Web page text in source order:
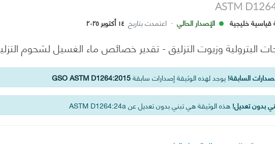
ASTM
خليجية الإصدار الحالي · اعتمدت بتاريخ ١٤ أكتوبر ٢٠٢٥
البترولية وزيوت التزليق - تقدير خصائص ماء الغسيل لشحوم
السابقة! يوجد لهذه الوثيقة إصدارات سابقةGSO ASTM D1264:2015
بدون تعديل! هذه الوثيقة هي تبني بدون تعديل عن ASTM D1264:24a